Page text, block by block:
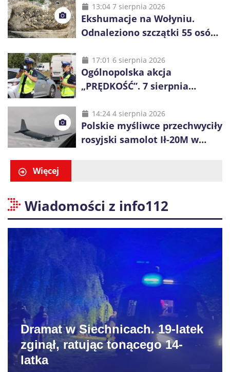
48 godzin
13:04 7 sierpnia 2026
Ekshumacje na Wołyniu.
Odnaleziono szczątki 55 osób,
17:01 6 sierpnia 2026
Ogólnopolska akcja
„PRĘDKOŚĆ”. 7 sierpnia
14:24 4 sierpnia 2026
Polskie myśliwce przechwyciły
rosyjski samolot Ił-20M w
Więcej
Wiadomości z info112
Dramat w Siechnicach. 19-latek
zginął, ratując tonącego 14-
latka